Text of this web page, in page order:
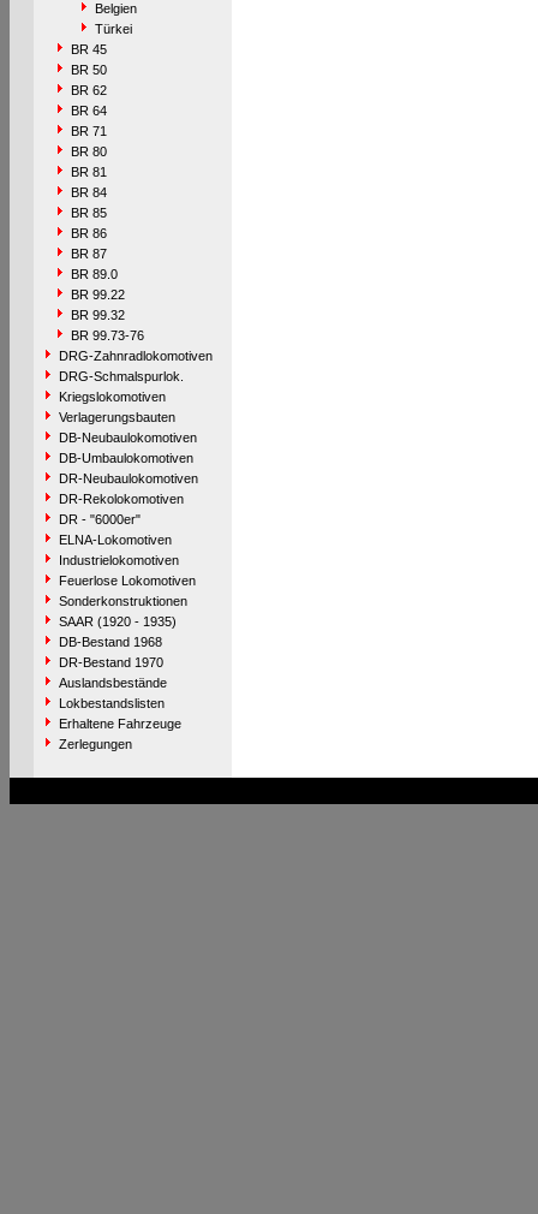
Belgien
Türkei
BR 45
BR 50
BR 62
BR 64
BR 71
BR 80
BR 81
BR 84
BR 85
BR 86
BR 87
BR 89.0
BR 99.22
BR 99.32
BR 99.73-76
DRG-Zahnradlokomotiven
DRG-Schmalspurlok.
Kriegslokomotiven
Verlagerungsbauten
DB-Neubaulokomotiven
DB-Umbaulokomotiven
DR-Neubaulokomotiven
DR-Rekolokomotiven
DR - "6000er"
ELNA-Lokomotiven
Industrielokomotiven
Feuerlose Lokomotiven
Sonderkonstruktionen
SAAR (1920 - 1935)
DB-Bestand 1968
DR-Bestand 1970
Auslandsbestände
Lokbestandslisten
Erhaltene Fahrzeuge
Zerlegungen